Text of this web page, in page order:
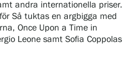
andra internationella priser.
Så tuktas en argbigga med
Once Upon a Time in
Leone samt Sofia Coppolas